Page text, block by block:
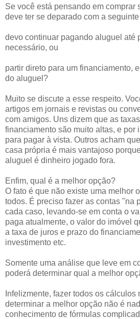
Se você está pensando em comprar
deve ter se deparado com a
devo continuar pagando aluguel até
necessário, ou
partir direto para um financiamento,
do aluguel?
Muito se discute a esse respeito.
artigos em jornais e revistas ou
com amigos. Uns dizem que as
financiamento são muito altas, e por
para pagar à vista. Outros acham
casa própria é mais vantajoso
aluguel é dinheiro jogado fora.
Enfim, qual é a melhor opção?
O fato é que não existe uma melhor
todos. É preciso fazer as contas "na
cada caso, levando-se em conta o
paga atualmente, o valor do imóvel
a taxa de juros e prazo do
investimento etc.
Somente uma análise que leve em
poderá determinar qual a melhor
Infelizmente, fazer todos os cálculos
determinar a melhor opção não é
conhecimento de fórmulas